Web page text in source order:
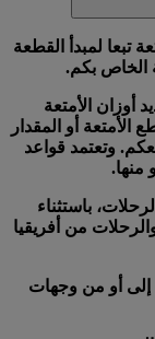
لمبدأ
القطعة
الخاص بكم.
أوزان الأمتعة
الأمتعة أو المقدار
وتعتمد قواعد
منها.
باستثناء
من أفريقيا
أو من وجهات